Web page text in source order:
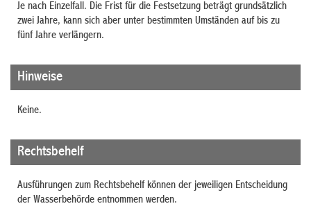
Je nach Einzelfall. Die Frist für die Festsetzung beträgt grundsätzlich
zwei Jahre, kann sich aber unter bestimmten Umständen auf bis zu
fünf Jahre verlängern.
Hinweise
Keine.
Rechtsbehelf
Ausführungen zum Rechtsbehelf können der jeweiligen Entscheidung
der Wasserbehörde entnommen werden.